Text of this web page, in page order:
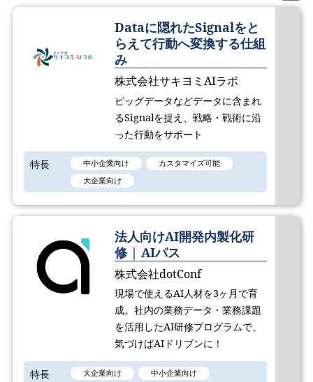
Dataに隠れたSignalをと
らえて行動へ変換する仕組
み
株式会社サキヨミAIラボ
ビッグデータなどデータに含まれ
るSignalを捉え、戦略・戦術に沿
った行動をサポート
特長 中小企業向け
カスタマイズ可能
大企業向け
法人向けAI開発内製化研
修 | AIパス
株式会社dotConf
現場で使えるAI人材を3ヶ月で育
成。社内の業務データ・業務課題
を活用したAI研修プログラムで、
気づけばAIドリブンに！
特長 大企業向け
中小企業向け